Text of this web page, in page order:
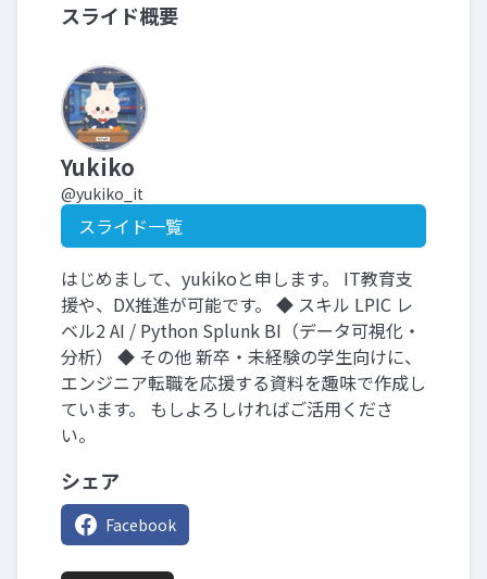
スライド概要
Yukiko
@yukiko_it
スライド一覧
はじめまして、yukikoと申します。 IT教育支
援や、DX推進が可能です。 ◆ スキル LPIC レ
ベル2 AI / Python Splunk BI（データ可視化・
分析） ◆ その他 新卒・未経験の学生向けに、
エンジニア転職を応援する資料を趣味で作成し
ています。 もしよろしければご活用くださ
い。
シェア
Facebook